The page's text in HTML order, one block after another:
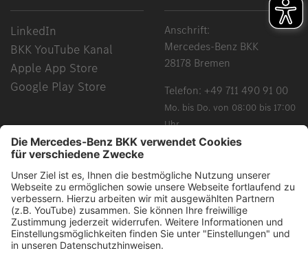
LinkedIn
BKK YouTube Kanal
Apple App Store
Google Play Store
Anschrift:
Mercedes-Benz BKK
28178 Bremen
Telefon: +49 711 490 91 00
Mo. bis Do. von 08:00 bis 17:00
Uhr
Fr. von 08:00 bis 15:00 Uhr
Chancengleichheit, Vielfalt, Offenheit und Respekt gehören
zu unseren Grundüberzeugungen. Grundsätzlich schließen
alle gewählten Begriffe alle Geschlechter und Identitäten ein.